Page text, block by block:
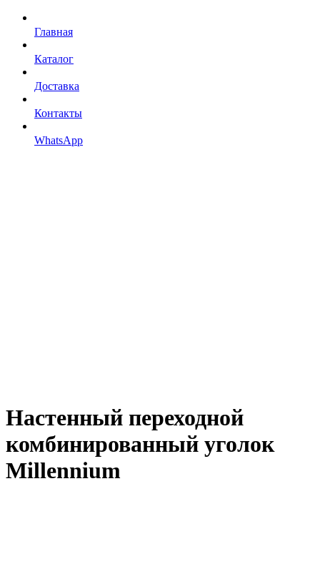
Главная
Каталог
Доставка
Контакты
WhatsApp
Настенный переходной
комбинированный уголок
Millennium